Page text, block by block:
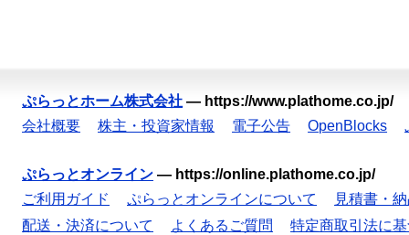
ぷらっとホーム株式会社 — https://www.plathome.co.jp/
会社概要
株主・投資家情報 電子公告 OpenBlocks
ぷらっとオンライン — https://online.plathome.co.jp/
ご利用ガイド
ぷらっとオンラインについて
見積書・
配送・決済について
よくあるご質問
特定商取引法に